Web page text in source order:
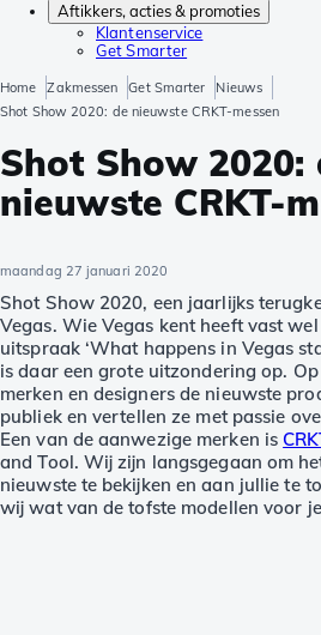
Aftikkers, acties & promoties
Klantenservice
Get Smarter
Home Zakmessen Get Smarter
Nieuws
Shot Show 2020: de nieuwste CRKT-messen
Shot Show 2020:
nieuwste CRKT-
maandag 27 januari 2020
Shot Show 2020, een jaarlijks
Vegas. Wie Vegas kent heeft vast
uitspraak ‘What happens in Vegas
is daar een grote uitzondering op.
merken en designers de nieuwste
publiek en vertellen ze met passie
Een van de aanwezige merken is
and Tool. Wij zijn langsgegaan om
nieuwste te bekijken en aan jullie te
wij wat van de tofste modellen voor